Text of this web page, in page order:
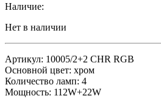
Наличие:
Нет в наличии
Артикул: 10005/2+2 CHR RGB
Основной цвет: хром
Количество ламп: 4
Мощность: 112W+22W